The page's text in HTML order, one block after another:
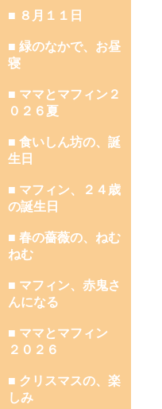
■ ８月１１日
■ 緑のなかで、お昼
寝
■ ママとマフィン２
０２６夏
■ 食いしん坊の、誕
生日
■ マフィン、２４歳
の誕生日
■ 春の薔薇の、ねむ
ねむ
■ マフィン、赤鬼さ
んになる
■ ママとマフィン
２０２６
■ クリスマスの、楽
しみ